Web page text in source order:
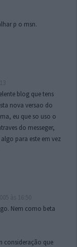
p o msn.
blog que tens
nova versao do
eu que so uso o
do messeger,
para este em vez
Nem como beta
consideração que